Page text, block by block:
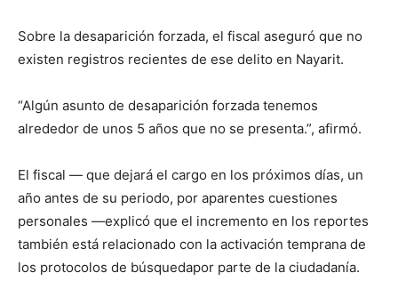
Sobre la desaparición forzada, el fiscal aseguró que no
existen registros recientes de ese delito en Nayarit.
“Algún asunto de desaparición forzada tenemos
alrededor de unos 5 años que no se presenta.”, afirmó.
El fiscal — que dejará el cargo en los próximos días, un
año antes de su periodo, por aparentes cuestiones
personales —explicó que el incremento en los reportes
también está relacionado con la activación temprana de
los protocolos de búsquedapor parte de la ciudadanía.